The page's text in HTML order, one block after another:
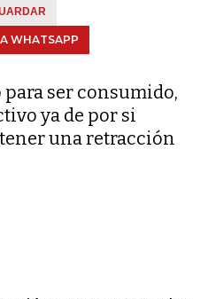
WHATSAPP
ser consumido,
ya de por si
una retracción